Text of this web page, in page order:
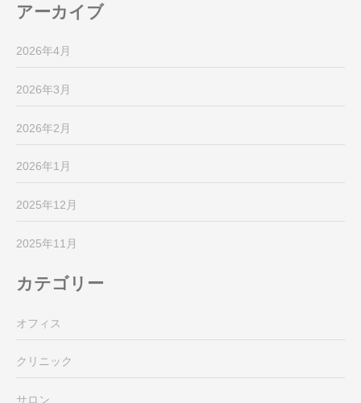
アーカイブ
2026年4月
2026年3月
2026年2月
2026年1月
2025年12月
2025年11月
カテゴリー
オフィス
クリニック
サロン